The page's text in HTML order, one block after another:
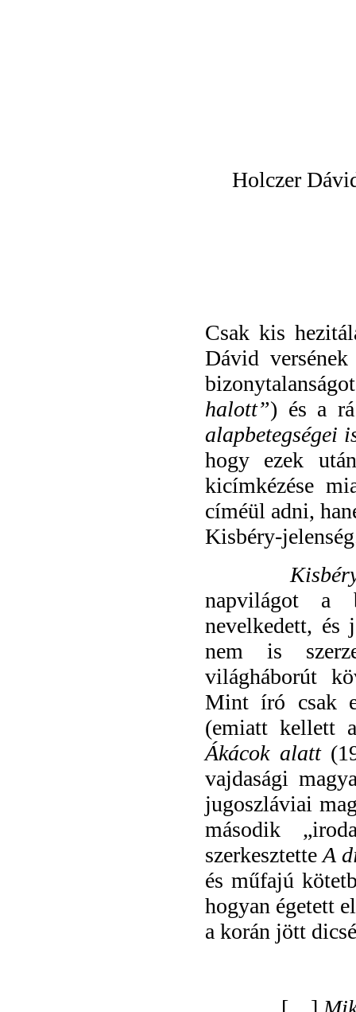
Holczer
Csak kis
Dávid
halott”) és a
alapbetegségei
hogy ezek
kicímkézése
címéül adni,
Kisbéry-
napvilágot a
nevelkedett, és
nem is
világháborút
Mint író csak
(emiatt kellett
Ákácok alatt
vajdasági
jugoszláviai
második
szerkesztetteA
és műfajú
hogyan égetett
a korán jött